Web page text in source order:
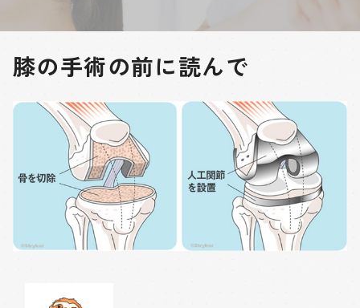
膝の手術の前に読んで